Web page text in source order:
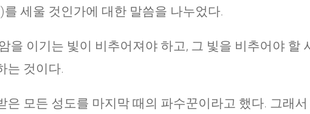
를 세울 것인가에 대한 말씀을 나누었다.
을 이기는 빛이 비추어져야 하고, 그 빛을 비추어야 할
는 것이다.
은 모든 성도를 마지막 때의 파수꾼이라고 했다. 그래